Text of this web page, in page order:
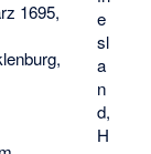
e
sl
a
n
d,
H
1695,